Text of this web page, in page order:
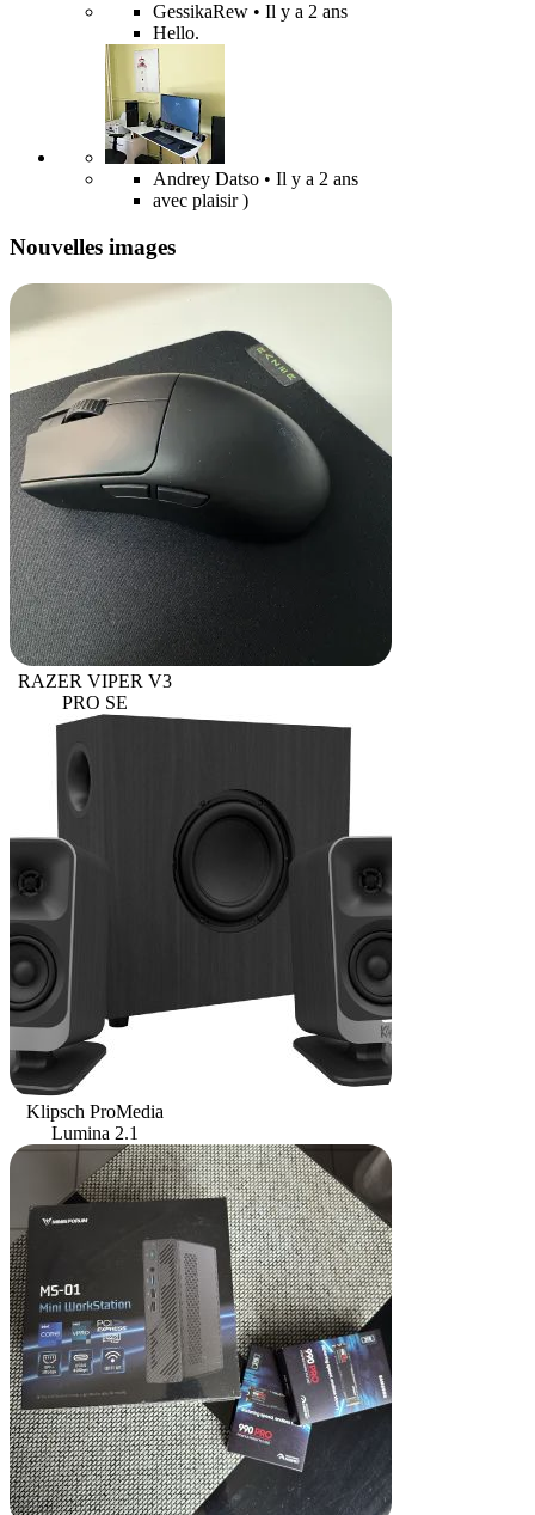
GessikaRew • Il y a 2 ans
Hello.
Andrey Datso • Il y a 2 ans
avec plaisir )
Nouvelles images
RAZER VIPER V3
PRO SE
Klipsch ProMedia
Lumina 2.1